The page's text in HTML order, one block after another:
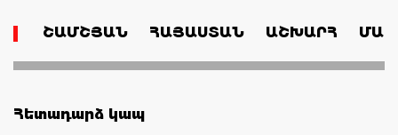
ՇԱՄՇՅԱՆ ՀԱՅԱՍՏԱՆ ԱՇԽԱՐՀ
Հետադարձ կապ